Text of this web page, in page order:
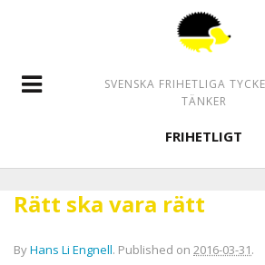
SVENSKA FRIHETLIGA
TÄNKER
FRIHETLIGT
Rätt ska vara rätt
ByHans Li Engnell. Published on 2016-03-31.